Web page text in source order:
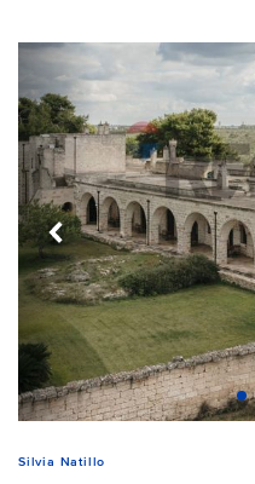
Silvia Natillo